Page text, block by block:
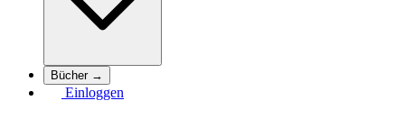
Bücher →
Einloggen